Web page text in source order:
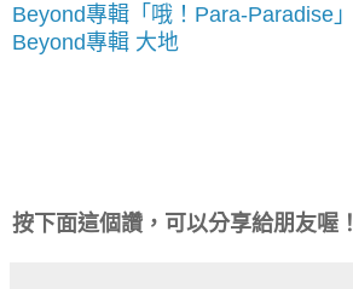
Beyond專輯「哦！Para-Paradise」
Beyond專輯 大地
按下面這個讚，可以分享給朋友喔！